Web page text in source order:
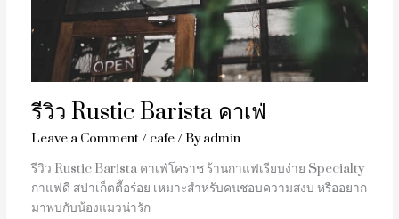
รีวิว Rustic Barista คาเฟ่
Leave a Comment/ cafe/ Byadmin
รีวิว Rustic Barista คาเฟ่โคราช ร้านกาแฟเรียบง่าย Specialty
กาแฟดี สปาเก็ตตี้อร่อย เหมาะสำหรับคนชอบความสงบ หรืออยาก
มาพบกับน้องแมวน่ารัก